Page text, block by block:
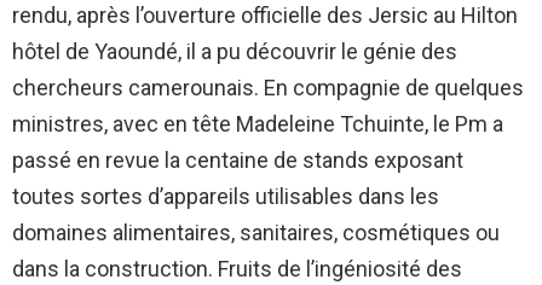
rendu, après l’ouverture officielle des Jersic au Hilton
hôtel de Yaoundé, il a pu découvrir le génie des
chercheurs camerounais. En compagnie de quelques
ministres, avec en tête Madeleine Tchuinte, le Pm a
passé en revue la centaine de stands exposant
toutes sortes d’appareils utilisables dans les
domaines alimentaires, sanitaires, cosmétiques ou
dans la construction. Fruits de l’ingéniosité des